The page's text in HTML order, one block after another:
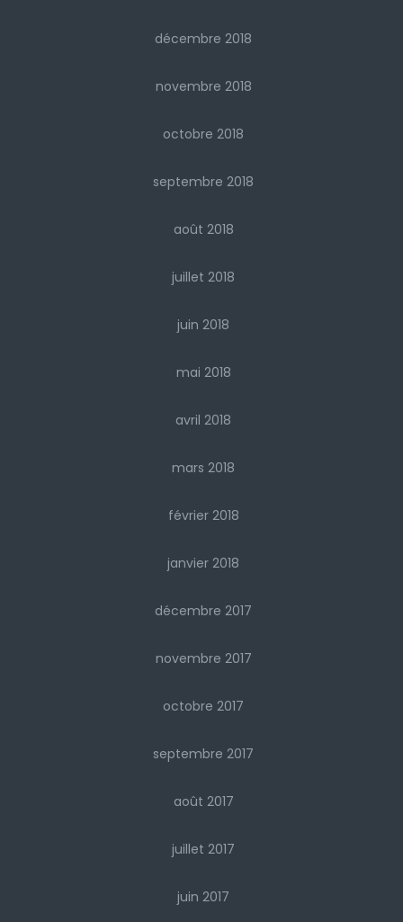
décembre 2018
novembre 2018
octobre 2018
septembre 2018
août 2018
juillet 2018
juin 2018
mai 2018
avril 2018
mars 2018
février 2018
janvier 2018
décembre 2017
novembre 2017
octobre 2017
septembre 2017
août 2017
juillet 2017
juin 2017